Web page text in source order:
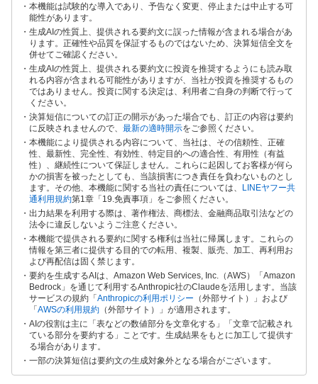
本機能は試験的な導入であり、予告なく変更、停止または中止する可
能性があります。
生成AIの性質上、提供される要約文に誤った情報が含まれる場合があ
ります。正確性や品質を保証するものではないため、決算短信全文を
併せてご確認ください。
生成AIの性質上、提供される要約文に投資を推奨するようにも読み取
れる内容が含まれる可能性がありますが、当社が投資を推奨するもの
ではありません。投資に関する決定は、利用者ご自身の判断で行って
ください。
決算短信についての訂正の開示があった場合でも、訂正の内容は要約
に反映されませんので、 最新の適時開示をご参照ください。
本機能により提供される内容について、当社は、その信頼性、正確
性、最新性、完全性、有効性、特定目的への適合性、有用性（有益
性）、継続性について保証しません。これらに起因してお客様が何ら
かの損害を被ったとしても、当該損害につき責任を負わないものとし
ます。その他、本機能に関する当社の責任については、 LINEヤフー共
通利用規約第1章「19.免責事項」をご参照ください。
出力結果を利用する際は、著作権法、商標法、金融商品取引法などの
法令に違反しないようご注意ください。
本機能で提供される要約に関する権利は当社に帰属します。これらの
情報を第三者に提供する目的での転用、複製、販売、加工、再利用お
よび再配信は固く禁じます。
要約を生成するAIは、Amazon Web Services, Inc.（AWS）「Amazon
Bedrock」を通じて利用するAnthropic社のClaudeを活用します。当該
サービスの規約「Anthropicの利用ポリシー （外部サイト）」および
「AWSの利用規約 （外部サイト）」が適用されます。
AIの役割は主に「表などの数値部分を文章化する」「文章で記載され
ている部分を要約する」ことです。生成結果をもとに加工して提供す
る場合があります。
一部の決算短信は要約文の生成対象外となる場合がございます。